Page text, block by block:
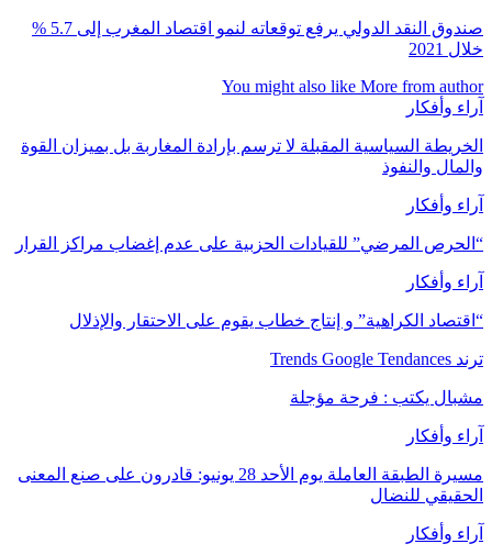
صندوق النقد الدولي يرفع توقعاته لنمو اقتصاد المغرب إلى 5.7 %
خلال 2021
You might also like More from author
آراء وأفكار
الخريطة السياسية المقبلة لا ترسم بإرادة المغاربة بل بميزان القوة
والمال والنفوذ
آراء وأفكار
“الحرص المرضي” للقيادات الحزبية على عدم إغضاب مراكز القرار
آراء وأفكار
“اقتصاد الكراهية” و إنتاج خطاب يقوم على الاحتقار والإذلال
ترند Trends Google Tendances
مشبال يكتب : فرحة مؤجلة
آراء وأفكار
مسيرة الطبقة العاملة يوم الأحد 28 يونيو: قادرون على صنع المعنى
الحقيقي للنضال
آراء وأفكار